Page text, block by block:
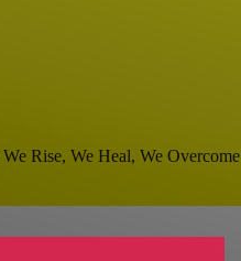
Rise, We Heal, We Overcome